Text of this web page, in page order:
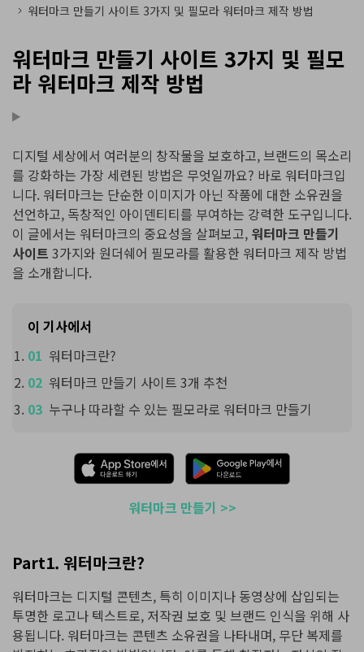
워터마크 만들기 사이트 3가지 및 필모라 워터마크 제작 방법
워터마크 만들기 사이트 3가지 및 필모
라 워터마크 제작 방법
디지털 세상에서 여러분의 창작물을 보호하고, 브랜드의 목소리
를 강화하는 가장 세련된 방법은 무엇일까요? 바로 워터마크입
니다. 워터마크는 단순한 이미지가 아닌 작품에 대한 소유권을
선언하고, 독창적인 아이덴티티를 부여하는 강력한 도구입니다.
이 글에서는 워터마크의 중요성을 살펴보고, 워터마크 만들기
사이트 3가지와 원더쉐어 필모라를 활용한 워터마크 제작 방법
을 소개합니다.
이 기사에서
워터마크란?
워터마크 만들기 사이트 3개 추천
누구나 따라할 수 있는 필모라로 워터마크 만들기
워터마크 만들기 >>
Part1. 워터마크란?
워터마크는 디지털 콘텐츠, 특히 이미지나 동영상에 삽입되는
투명한 로고나 텍스트로, 저작권 보호 및 브랜드 인식을 위해 사
용됩니다. 워터마크는 콘텐츠 소유권을 나타내며, 무단 복제를